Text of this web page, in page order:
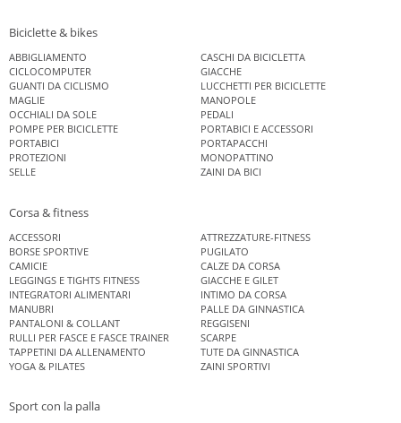
Biciclette & bikes
ABBIGLIAMENTO
CASCHI DA BICICLETTA
CICLOCOMPUTER
GIACCHE
GUANTI DA CICLISMO
LUCCHETTI PER BICICLETTE
MAGLIE
MANOPOLE
OCCHIALI DA SOLE
PEDALI
POMPE PER BICICLETTE
PORTABICI E ACCESSORI
PORTABICI
PORTAPACCHI
PROTEZIONI
MONOPATTINO
SELLE
ZAINI DA BICI
Corsa & fitness
ACCESSORI
ATTREZZATURE-FITNESS
BORSE SPORTIVE
PUGILATO
CAMICIE
CALZE DA CORSA
LEGGINGS E TIGHTS FITNESS
GIACCHE E GILET
INTEGRATORI ALIMENTARI
INTIMO DA CORSA
MANUBRI
PALLE DA GINNASTICA
PANTALONI & COLLANT
REGGISENI
RULLI PER FASCE E FASCE TRAINER
SCARPE
TAPPETINI DA ALLENAMENTO
TUTE DA GINNASTICA
YOGA & PILATES
ZAINI SPORTIVI
Sport con la palla